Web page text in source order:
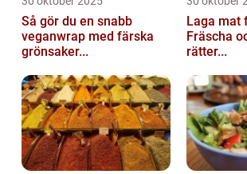
Så gör du en snabb
veganwrap med färska
grönsaker...
Laga mat
Fräscha
rätter...